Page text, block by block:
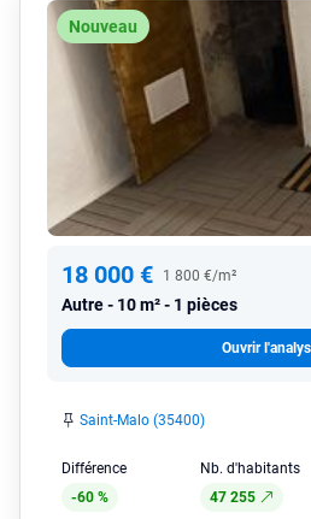
Nouveau
18 000 € 1 800 €/m²
Autre 10 m² - 1 pièces
Ouvrir
Saint-Malo (35400)
Différence
-60 %
Nb. d'habitants
47 255